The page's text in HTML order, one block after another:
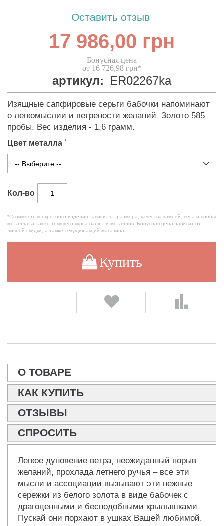
Оставить отзыв
17 986,00 грн
Бонусная цена
от 16 726,98 грн*
артикул: ER02267ka
Изящные сапфировые серьги бабочки напоминают
о легкомыслии и ветрености желаний. Золото 585
пробы. Вес изделия - 1,6 грамм.
Цвет металла
Кол-во
*Стоимость конкретного изделия зависит от размера, качества камней, веса и пробы
металла, а также текущего курса валют и металлов. Бонусная цена зависит от
личной скидки, а также текущих акций магазина.
Купить
О ТОВАРЕ
КАК КУПИТЬ
ОТЗЫВЫ
СПРОСИТЬ
Легкое дуновение ветра, неожиданный порыв
желаний, прохлада летнего ручья – все эти
мысли и ассоциации вызывают эти нежные
сережки из белого золота в виде бабочек с
драгоценными и бесподобными крылышками.
Пускай они порхают в ушках Вашей любимой.